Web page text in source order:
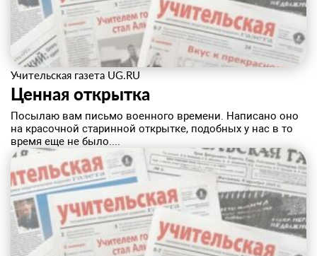
Учительская газета UG.RU
Ценная открытка
Посылаю вам письмо военного времени. Написано оно
на красочной старинной открытке, подобных у нас в то
время еще не было....